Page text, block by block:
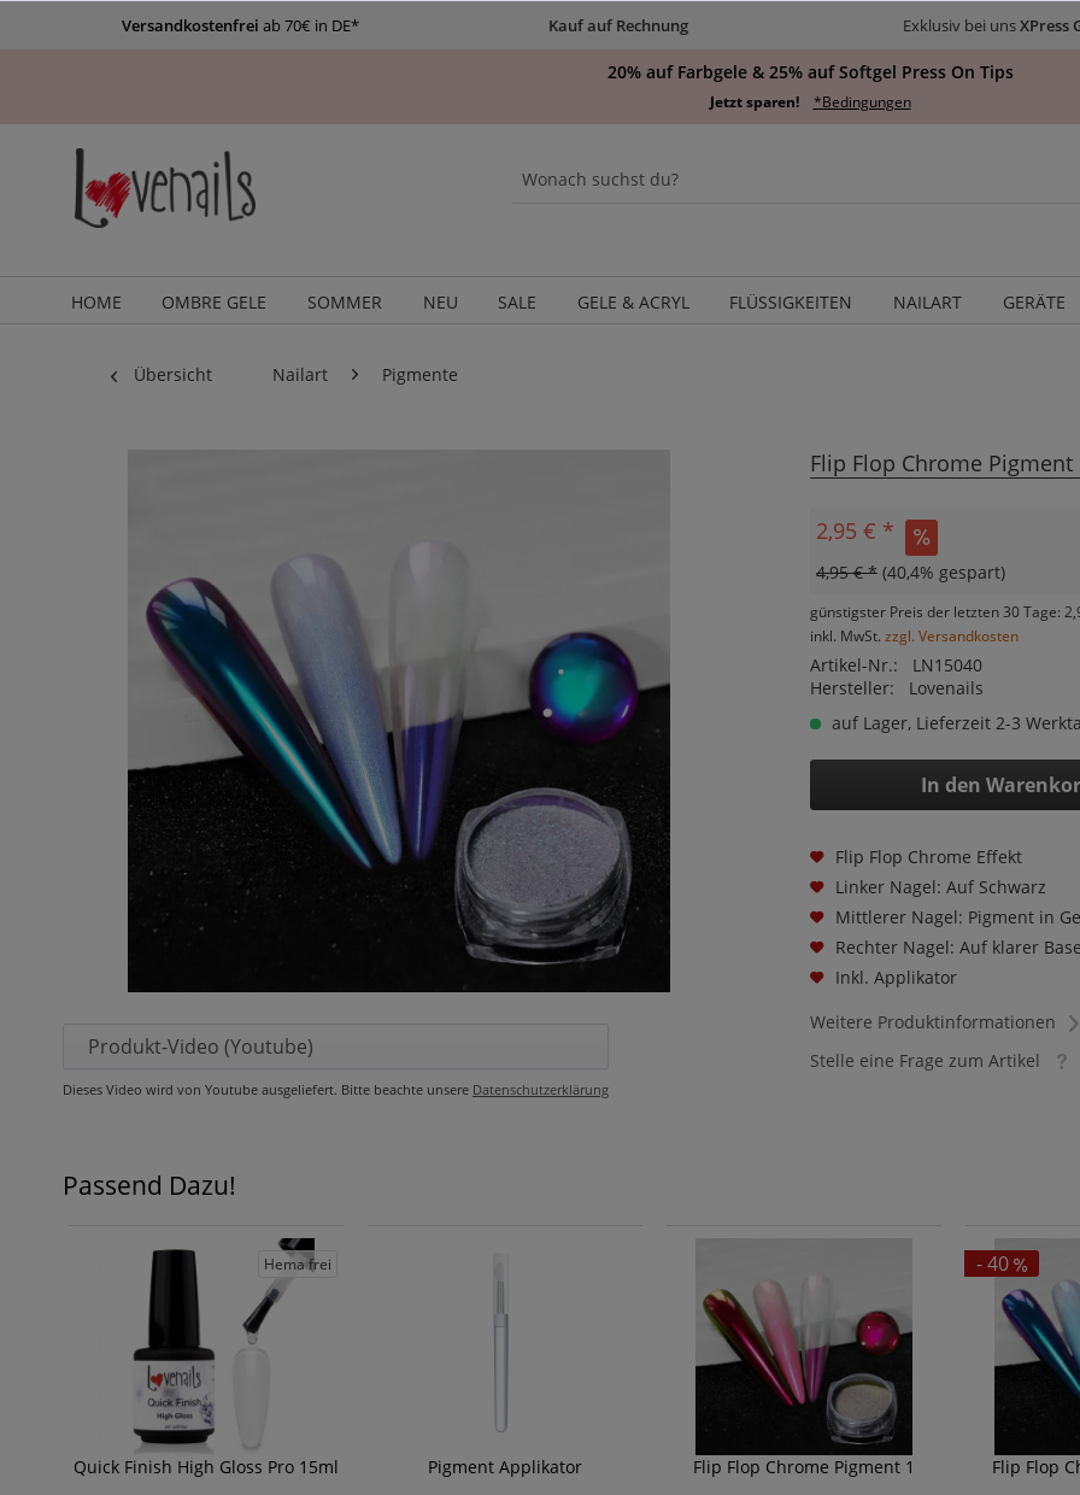
Versandkostenfrei ab 70€ in DE* Kauf auf Rechnung Exklusiv bei unsXPress
20% auf Farbgele & 25% auf Softgel Press On Tips
Jetzt sparen! *Bedingungen
HOME OMBRE GELE SOMMER NEU SALE GELE & ACRYL FLÜSSIGKEITEN NAILART GERÄTE
Übersicht Nailart Pigmente
Produkt-Video (Youtube)
Dieses Video wird von Youtube ausgeliefert. Bitte beachte unsere Datenschutzerklärung
Flip Flop Chrome Pigment
2,95 € *
4,95 € * (40,4% gespart)
günstigster Preis der letzten 30 Tage:
inkl. MwSt. zzgl. Versandkosten
Artikel-Nr.:
LN15040
Hersteller:
Lovenails
auf Lager, Lieferzeit 2-3
In den
Flip Flop Chrome Effekt
Linker Nagel: Auf Schwarz
Mittlerer Nagel: Pigment in
Rechter Nagel: Auf klarer Base
Inkl. Applikator
Weitere Produktinformationen
Stelle eine Frage zum Artikel
Passend Dazu!
Hema frei
Quick Finish High Gloss Pro 15ml Pigment Applikator Flip Flop Chrome Pigment 1
- 40
Flip Flop